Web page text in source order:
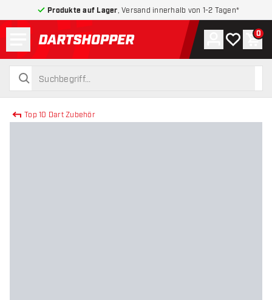
Produkte auf Lager , Versand innerhalb von 1-2 Tagen*
zurück zur Startseite
suchen
suchen
Konto
Meine 0
Top 10 Dart Zubehör